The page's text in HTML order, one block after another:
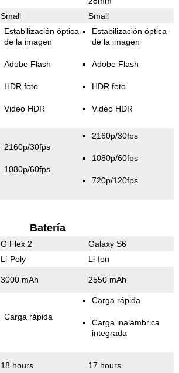
Small Small
Estabilización óptica
de la imagen
Adobe Flash
HDR foto
Video HDR
Estabilización óptica
de la imagen
Adobe Flash
HDR foto
Video HDR
2160p/30fps
1080p/60fps
2160p/30fps
1080p/60fps
720p/120fps
Batería
G Flex 2 Galaxy S6
Li-Poly Li-Ion
3000 mAh 2550 mAh
Carga rápida
Carga rápida
Carga inalámbrica
integrada
18 hours 17 hours